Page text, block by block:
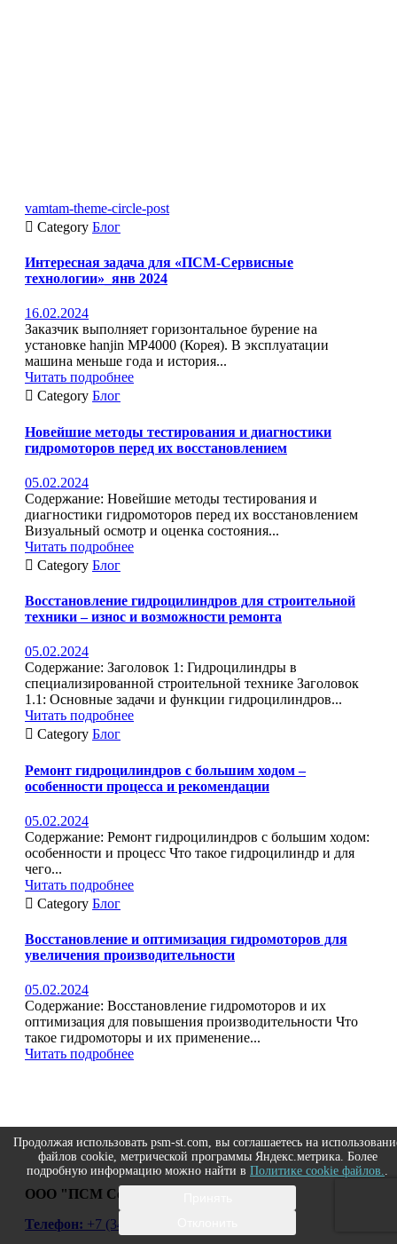
vamtam-theme-circle-post
 Category Блог
Интересная задача для «ПСМ-Сервисные
технологии»_янв 2024
16.02.2024
Заказчик выполняет горизонтальное бурение на
установке hanjin MP4000 (Корея). В эксплуатации
машина меньше года и история...
Читать подробнее
 Category Блог
Новейшие методы тестирования и диагностики
гидромоторов перед их восстановлением
05.02.2024
Содержание: Новейшие методы тестирования и
диагностики гидромоторов перед их восстановлением
Визуальный осмотр и оценка состояния...
Читать подробнее
 Category Блог
Восстановление гидроцилиндров для строительной
техники – износ и возможности ремонта
05.02.2024
Содержание: Заголовок 1: Гидроцилиндры в
специализированной строительной технике Заголовок
1.1: Основные задачи и функции гидроцилиндров...
Читать подробнее
 Category Блог
Ремонт гидроцилиндров с большим ходом –
особенности процесса и рекомендации
05.02.2024
Содержание: Ремонт гидроцилиндров с большим ходом:
особенности и процесс Что такое гидроцилиндр и для
чего...
Читать подробнее
 Category Блог
Восстановление и оптимизация гидромоторов для
увеличения производительности
05.02.2024
Содержание: Восстановление гидромоторов и их
оптимизация для повышения производительности Что
такое гидромоторы и их применение...
Читать подробнее
ООО "ПСМ Сервисные технологии"
Телефон: +7 (343) 264-66-48
Продолжая использовать psm-st.com, вы соглашаетесь на
файлов cookie, метрической программы Яндекс.метрика. Более
подробную информацию можно найти в Политике cookie файлов..